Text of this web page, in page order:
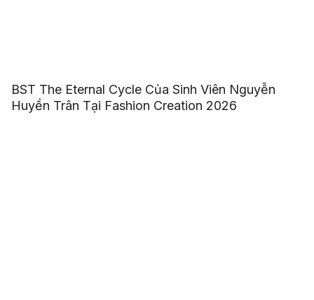
BST The Eternal Cycle Của Sinh Viên Nguyễn
Huyền Trân Tại Fashion Creation 2026